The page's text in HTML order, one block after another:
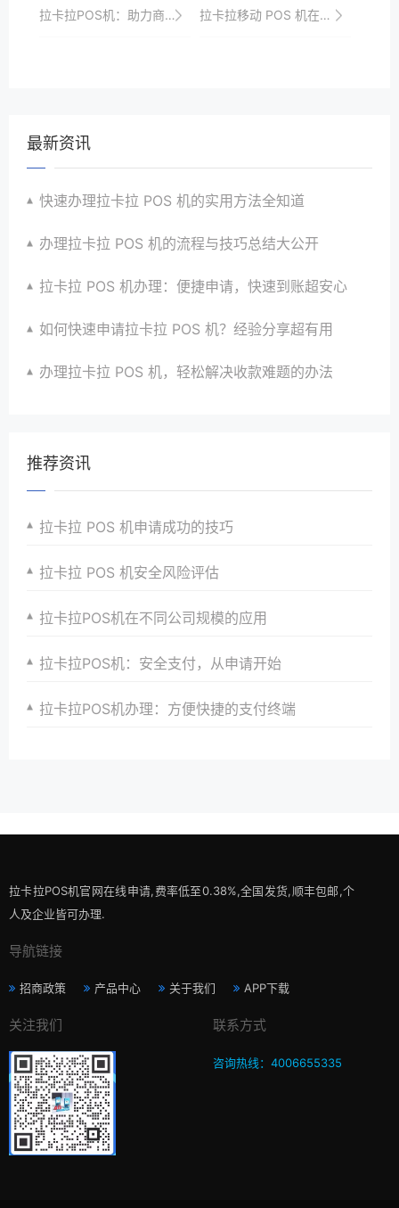
拉卡拉POS机：助力商家实现智慧化经营 拉卡拉移动 POS 机在共享潜水装备租赁支付的便捷支付方式
最新资讯
快速办理拉卡拉 POS 机的实用方法全知道
办理拉卡拉 POS 机的流程与技巧总结大公开
拉卡拉 POS 机办理：便捷申请，快速到账超安心
如何快速申请拉卡拉 POS 机？经验分享超有用
办理拉卡拉 POS 机，轻松解决收款难题的办法
推荐资讯
拉卡拉 POS 机申请成功的技巧
拉卡拉 POS 机安全风险评估
拉卡拉POS机在不同公司规模的应用
拉卡拉POS机：安全支付，从申请开始
拉卡拉POS机办理：方便快捷的支付终端
拉卡拉POS机官网在线申请,费率低至0.38%,全国发货,顺丰包邮,个
人及企业皆可办理.
导航链接
招商政策 产品中心 关于我们 APP下载
关注我们 联系方式
咨询热线：4006655335